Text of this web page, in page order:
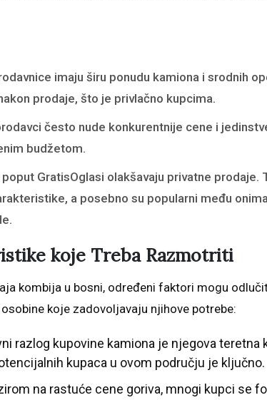
imaju širu ponudu kamiona i srodnih
prodaje, što je privlačno kupcima.
često nude konkurentnije cene i
budžetom.
GratisOglasi olakšavaju privatne prodaje.
a posebno su popularni među
koje Treba Razmotriti
kombija u bosni, određeni faktori mogu
koje zadovoljavaju njihove potrebe:
razlog kupovine kamiona je njegova teretna
kupaca u ovom području je ključno.
na rastuće cene goriva, mnogi kupci se